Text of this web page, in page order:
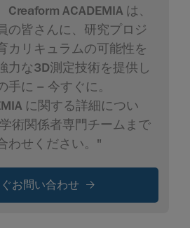
ACADEMIA は、
の皆さんに、研究プロジ
カリキュラムの可能性を
力な3D測定技術を提供し
手に – 今すぐに。
に関する詳細につい
術関係者専門チームまで
わせください。"
お問い合わせ